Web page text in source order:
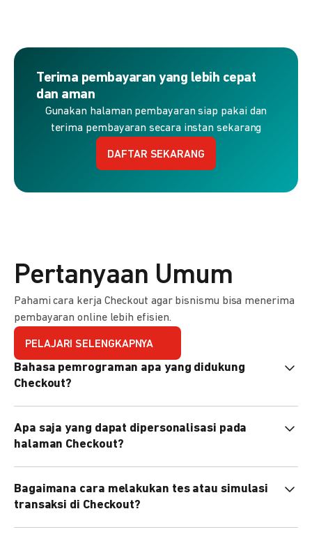
Terima pembayaran yang lebih cepat
dan aman
Gunakan halaman pembayaran siap pakai dan
terima pembayaran secara instan sekarang
DAFTAR SEKARANG
Pertanyaan Umum
Pahami cara kerja Checkout agar bisnismu bisa menerima
pembayaran online lebih efisien.
PELAJARI SELENGKAPNYA
Bahasa pemrograman apa yang didukung
Checkout?
PHP, Node.js, Go, dll).
Apa saja yang dapat dipersonalisasi pada
halaman Checkout?
preferensi bahasa, dan urutan metode pembayaran sesuai
kebutuhan brand Anda.
Bagaimana cara melakukan tes atau simulasi
transaksi di Checkout?